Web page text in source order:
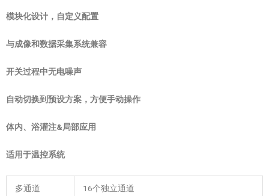
模块化设计，自定义配置
与成像和数据采集系统兼容
开关过程中无电噪声
自动切换到预设方案，方便手动操作
体内、浴灌注&局部应用
适用于温控系统
多通道 16个独立通道